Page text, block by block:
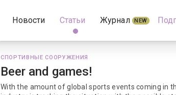
Новости Статьи Журнал NEW
СПОРТИВНЫЕ СООРУЖЕНИЯ
Beer and games!
With the amount of global sports events coming in